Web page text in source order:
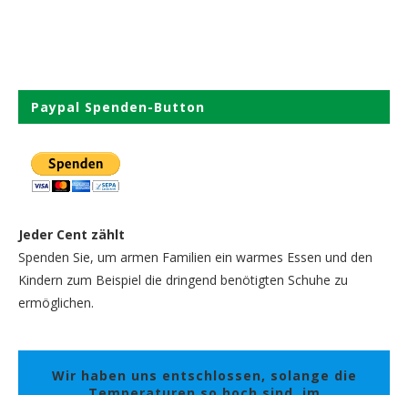
Paypal Spenden-Button
Jeder Cent zählt
Spenden Sie, um armen Familien ein warmes Essen und den
Kindern zum Beispiel die dringend benötigten Schuhe zu
ermöglichen.
Wir haben uns entschlossen, solange die